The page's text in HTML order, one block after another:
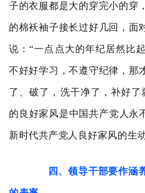
子的衣服都是大的穿完小的穿
的棉袄袖子接长过好几回，面
说：“一点点大的年纪居然比
不好好学习，不遵守纪律，那
了、破了，洗干净了，补好了
的良好家风是中国共产党人永
新时代共产党人良好家风的生
四、领导干部要作涵